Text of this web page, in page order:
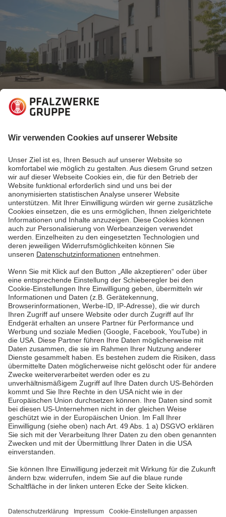
06.01.2020
Kalte Nahwärme - Die Lösung für das
energieautarke Neubaugebiet?
Emissionsfreie und klimaneutrale Gebäude - dieses
Ziel ist durch den Einsatz kalter Nahwärmenetze
machbar. Doch was ist Kalte Nahwärme und wann ist
sie sinnvoll?
Mehr lesen
Mehr lesen
Pfalzwerke
Über uns & Autoren
Datenschutz
Impressum
Barrierefreiheit
Wir sind die Pfalzwerke: